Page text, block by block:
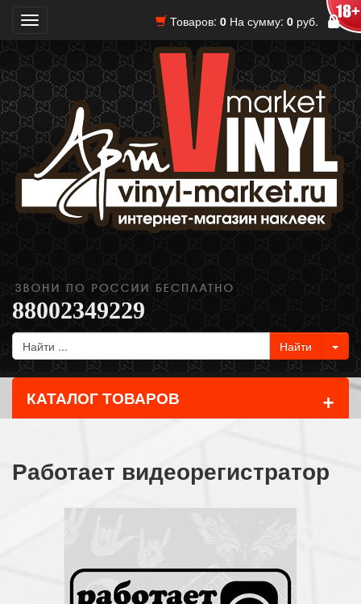
Товаров: 0 На сумму: 0 руб.
Toggle
navigation
88002349229
КАТАЛОГ ТОВАРОВ +
Работает видеорегистратор